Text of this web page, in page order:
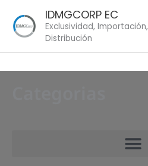
content
IDMGCORP EC
Exclusividad, Importación,
Distribución